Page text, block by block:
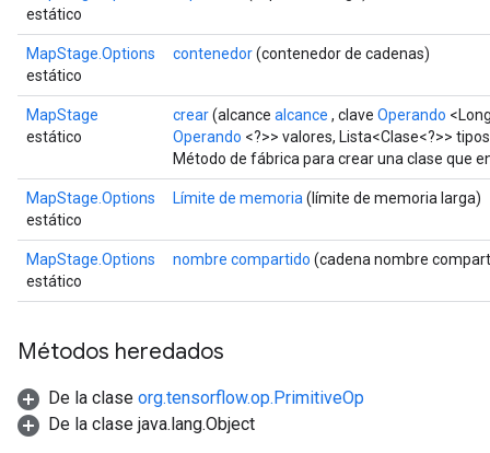
estático
MapStage.Options
estático
contenedor(contenedor de cadenas)
MapStage
estático
crear(alcance alcance , clave Operando
Operando <?>> valores, Lista<Clase<?>>
Método de fábrica para crear una clase que
MapStage.Options
estático
Límite de memoria (límite de memoria larga)
MapStage.Options
estático
nombre compartido (cadena nombre
Métodos heredados
De la clase org.tensorflow.op.PrimitiveOp
De la clase java.lang.Object